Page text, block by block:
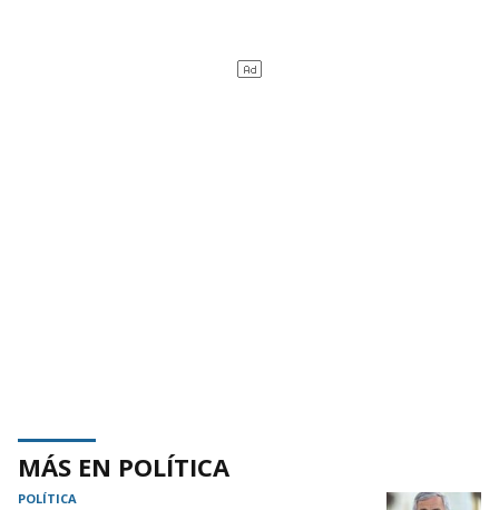
MÁS EN POLÍTICA
POLÍTICA